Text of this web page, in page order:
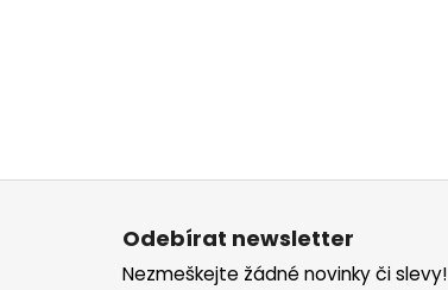
Z
Odebírat newsletter
Nezmeškejte žádné novinky či slevy!